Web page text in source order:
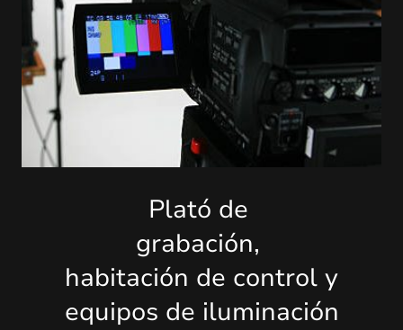
Plató de
grabación,
habitación de control y
equipos de iluminación